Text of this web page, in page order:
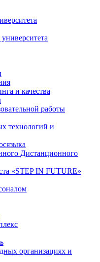
и качества
работы
технологий и
Дистанционного
«STEP IN FUTURE»
организациях и